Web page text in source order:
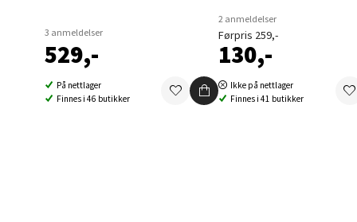
3 anmeldelser
529,-
På nettlager
Finnes i 46 butikker
2 anmeldelser
Førpris 259,-
130,-
Ikke på nettlager
Finnes i 41 butikker